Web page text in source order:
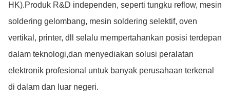
HK).Produk R&D independen, seperti tungku reflow, mesin
soldering gelombang, mesin soldering selektif, oven
vertikal, printer, dll selalu mempertahankan posisi terdepan
dalam teknologi,dan menyediakan solusi peralatan
elektronik profesional untuk banyak perusahaan terkenal
di dalam dan luar negeri.